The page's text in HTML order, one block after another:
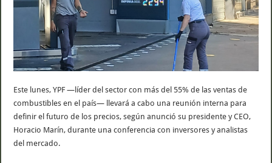
Este lunes, YPF —líder del sector con más del 55% de las ventas de
combustibles en el país— llevará a cabo una reunión interna para
definir el futuro de los precios, según anunció su presidente y CEO,
Horacio Marín, durante una conferencia con inversores y analistas
del mercado.